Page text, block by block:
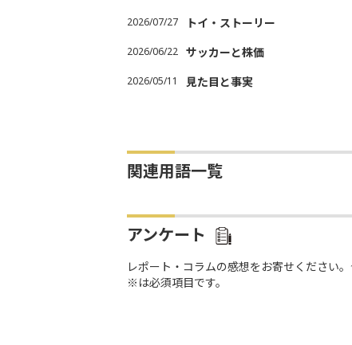
2026/07/27 トイ・ストーリー
2026/06/22 サッカーと株価
2026/05/11 見た目と事実
関連用語一覧
アンケート
レポート・コラムの感想をお寄せください
※は必須項目です。